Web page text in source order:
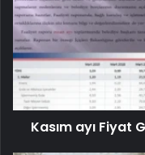
Kasım ayı Fiyat